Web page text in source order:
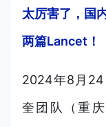
太厉害了，国
两篇Lancet！
2024年8月24
奎团队（重